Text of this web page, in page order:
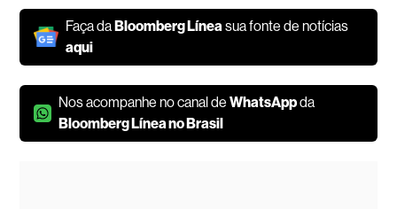
Faça daBloomberg Línea sua fonte de notícias
aqui
Nos acompanhe no canal deWhatsAppda
Bloomberg Línea no Brasil